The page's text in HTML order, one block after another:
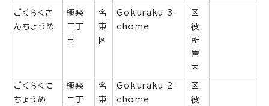
ごくらくさ
んちょうめ
極楽
三丁
目
名
東
区
Gokuraku 3-
chōme
区
役
所
管
内
ごくらくに
ちょうめ
極楽
二丁
名
東
Gokuraku 2-
chōme
区
役